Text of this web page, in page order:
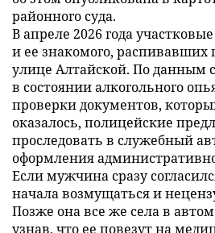
районного суда.
В апреле 2026 года
и ее знакомого, распивавших
улице Алтайской. По данным
в состоянии алкогольного
проверки документов,
оказалось, полицейские
проследовать в служебный
оформления
Если мужчина сразу
начала возмущаться и
Позже она все же села в
узнав, что ее повезут на